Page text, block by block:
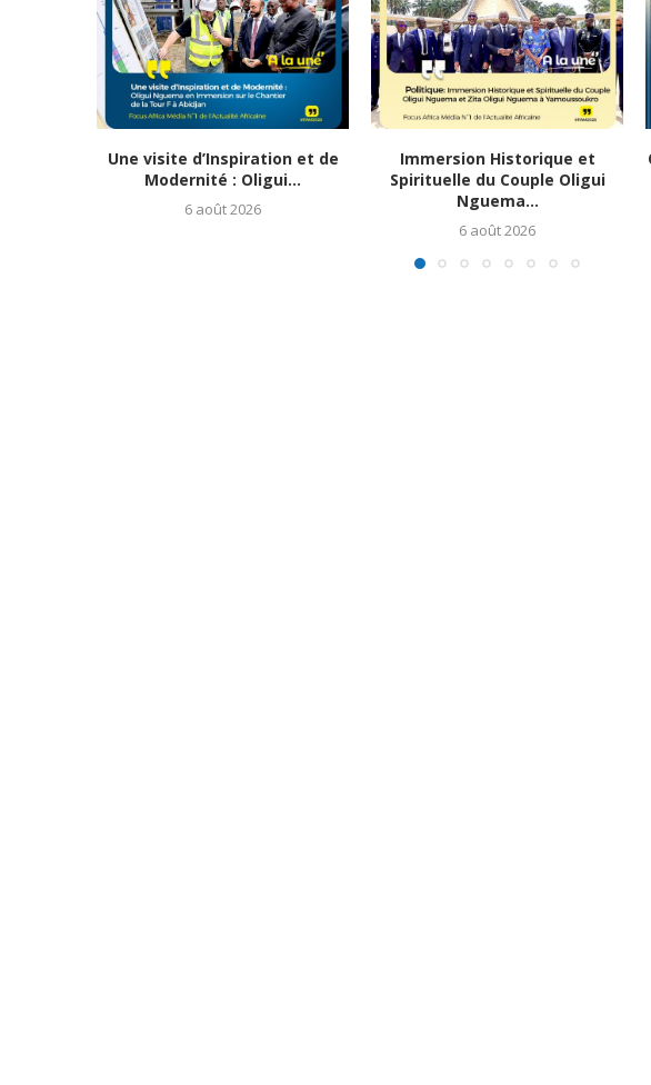
Une visite d’Inspiration et de
Modernité : Oligui...
6 août 2026
Immersion Historique et
Spirituelle du Couple Oligui
Nguema...
6 août 2026